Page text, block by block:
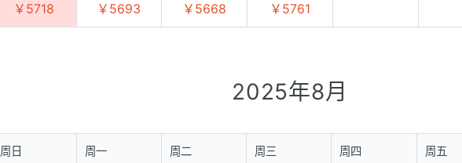
￥5718
￥5693
￥5668
￥5761
2025年8月
周日 周一 周二 周三 周四 周五